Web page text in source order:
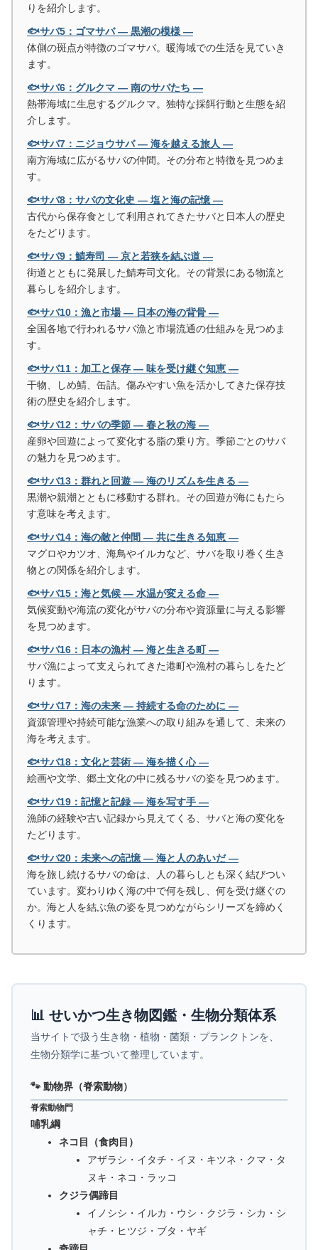
りを紹介します。
🐟サバ5：ゴマサバ ― 黒潮の模様 ―
体側の斑点が特徴のゴマサバ。暖海域での生活を見ていき
ます。
🐟サバ6：グルクマ ― 南のサバたち ―
熱帯海域に生息するグルクマ。独特な採餌行動と生態を紹
介します。
🐟サバ7：ニジョウサバ ― 海を越える旅人 ―
南方海域に広がるサバの仲間。その分布と特徴を見つめま
す。
🐟サバ8：サバの文化史 ― 塩と海の記憶 ―
古代から保存食として利用されてきたサバと日本人の歴史
をたどります。
🐟サバ9：鯖寿司 ― 京と若狭を結ぶ道 ―
街道とともに発展した鯖寿司文化。その背景にある物流と
暮らしを紹介します。
🐟サバ10：漁と市場 ― 日本の海の背骨 ―
全国各地で行われるサバ漁と市場流通の仕組みを見つめま
す。
🐟サバ11：加工と保存 ― 味を受け継ぐ知恵 ―
干物、しめ鯖、缶詰。傷みやすい魚を活かしてきた保存技
術の歴史を紹介します。
🐟サバ12：サバの季節 ― 春と秋の海 ―
産卵や回遊によって変化する脂の乗り方。季節ごとのサバ
の魅力を見つめます。
🐟サバ13：群れと回遊 ― 海のリズムを生きる ―
黒潮や親潮とともに移動する群れ。その回遊が海にもたら
す意味を考えます。
🐟サバ14：海の敵と仲間 ― 共に生きる知恵 ―
マグロやカツオ、海鳥やイルカなど、サバを取り巻く生き
物との関係を紹介します。
🐟サバ15：海と気候 ― 水温が変える命 ―
気候変動や海流の変化がサバの分布や資源量に与える影響
を見つめます。
🐟サバ16：日本の漁村 ― 海と生きる町 ―
サバ漁によって支えられてきた港町や漁村の暮らしをたど
ります。
🐟サバ17：海の未来 ― 持続する命のために ―
資源管理や持続可能な漁業への取り組みを通して、未来の
海を考えます。
🐟サバ18：文化と芸術 ― 海を描く心 ―
絵画や文学、郷土文化の中に残るサバの姿を見つめます。
🐟サバ19：記憶と記録 ― 海を写す手 ―
漁師の経験や古い記録から見えてくる、サバと海の変化を
たどります。
🐟サバ20：未来への記憶 ― 海と人のあいだ ―
海を旅し続けるサバの命は、人の暮らしとも深く結びつい
ています。変わりゆく海の中で何を残し、何を受け継ぐの
か。海と人を結ぶ魚の姿を見つめながらシリーズを締めく
くります。
📊 せいかつ生き物図鑑・生物分類体系
当サイトで扱う生き物・植物・菌類・プランクトンを、
生物分類学に基づいて整理しています。
🐾 動物界（脊索動物）
脊索動物門
哺乳綱
ネコ目（食肉目）
アザラシ・イタチ・イヌ・キツネ・クマ・タ
ヌキ・ネコ・ラッコ
クジラ偶蹄目
イノシシ・イルカ・ウシ・クジラ・シカ・シ
ャチ・ヒツジ・ブタ・ヤギ